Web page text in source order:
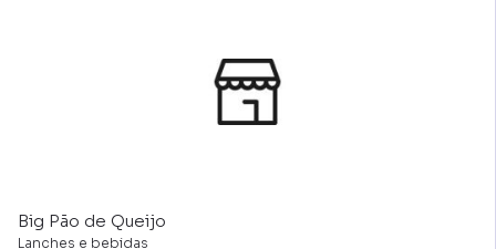
Big Pão de Queijo
Lanches e bebidas